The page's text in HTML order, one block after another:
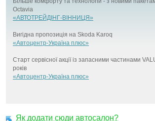
Octavia
«АВТОТРЕЙДІНГ-ВІННИЦЯ»
Вигідна пропозиція на Skoda Karoq
«Автоцентр-Україна плюс»
Старт сервісної акції із запасними частинами
років
«Автоцентр-Україна плюс»
Як додати сюди автосалон?